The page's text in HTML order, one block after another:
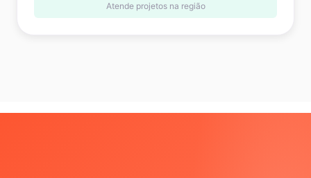
Atende projetos na região